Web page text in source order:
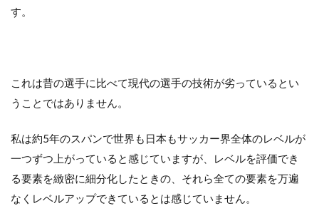
す。
これは昔の選手に比べて現代の選手の技術が劣っているとい
うことではありません。
私は約5年のスパンで世界も日本もサッカー界全体のレベルが
一つずつ上がっていると感じていますが、レベルを評価でき
る要素を緻密に細分化したときの、それら全ての要素を万遍
なくレベルアップできているとは感じていません。